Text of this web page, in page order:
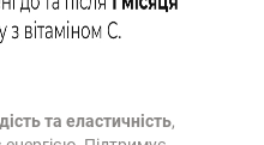
та еластичність,